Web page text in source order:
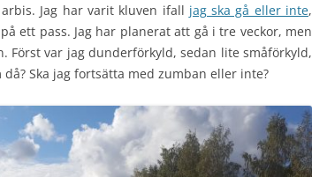
Jag har varit kluven ifall jag ska gå eller inte,
ett pass. Jag har planerat att gå i tre veckor, men
Först var jag dunderförkyld, sedan lite småförkyld,
Ska jag fortsätta med zumban eller inte?